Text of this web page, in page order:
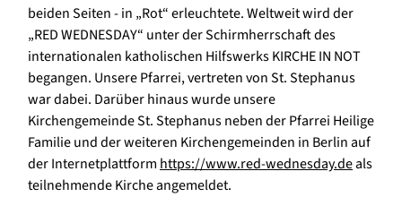
beiden Seiten - in „Rot“ erleuchtete. Weltweit wird der
„RED WEDNESDAY“ unter der Schirmherrschaft des
internationalen katholischen Hilfswerks KIRCHE IN NOT
begangen. Unsere Pfarrei, vertreten von St. Stephanus
war dabei. Darüber hinaus wurde unsere
Kirchengemeinde St. Stephanus neben der Pfarrei Heilige
Familie und der weiteren Kirchengemeinden in Berlin auf
der Internetplattform https://www.red-wednesday.deals
teilnehmende Kirche angemeldet.